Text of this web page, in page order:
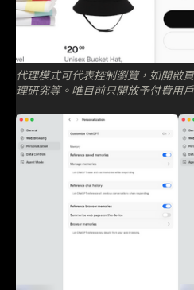
代理模式可代表控制瀏覽，如開啟
理研究等。唯目前只開放予付費用